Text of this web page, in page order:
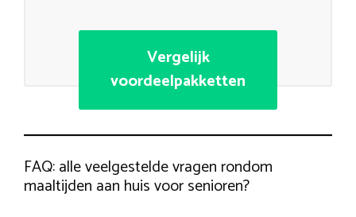
Vergelijk
voordeelpakketten
FAQ: alle veelgestelde vragen rondom
maaltijden aan huis voor senioren?